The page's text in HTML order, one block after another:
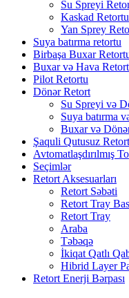
Su Spreyi
Kaskad Retortu
Yan Sprey
Suya batırma retortu
Birbaşa Buxar
Buxar və Hava
Pilot Retortu
Dönər Retort
Su Spreyi və
Suya batırma
Buxar və
Şaquli Qutusuz
Avtomatlaşdırılmış
Seçimlər
Retort Aksesuarları
Retort Səbəti
Retort Tray
Retort Tray
Araba
Təbəqə
İkiqat Qatlı
Hibrid Layer
Retort Enerji Bərpası